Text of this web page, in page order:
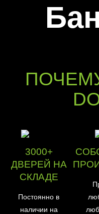
3000+
ДВЕРЕЙ НА
СКЛАДЕ
Постоянно в
наличии на